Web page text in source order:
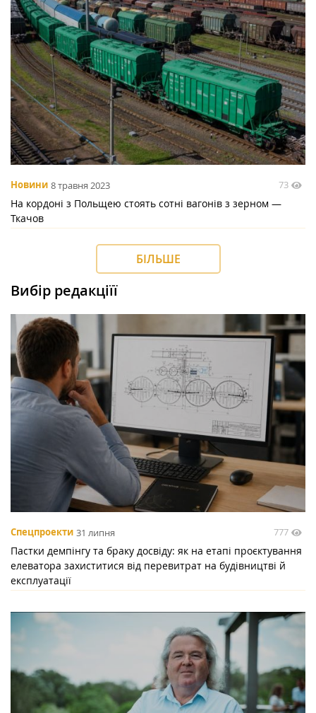
Новини 8 травня 2023 73
На кордоні з Польщею стоять сотні вагонів з зерном —
Ткачов
БІЛЬШЕ
Вибір редакціїї
Спецпроекти 31 липня 777
Пастки демпінгу та браку досвіду: як на етапі проєктування
елеватора захиститися від перевитрат на будівництві й
експлуатації